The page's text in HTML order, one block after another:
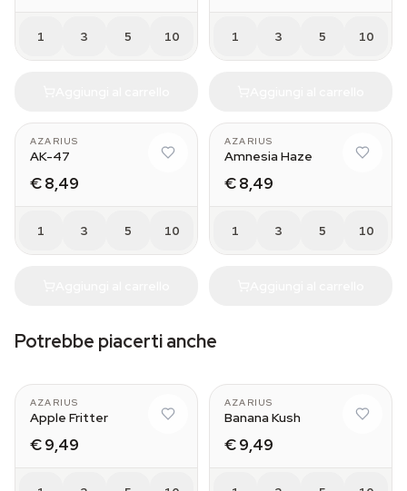
1 3 5 10 1 3 5 10
AZARIUS
AK-47
€ 8,49
1 3 5 10
AZARIUS
Amnesia Haze
€ 8,49
1 3 5 10
Potrebbe piacerti anche
AZARIUS
Apple Fritter
€ 9,49
AZARIUS
Banana Kush
€ 9,49